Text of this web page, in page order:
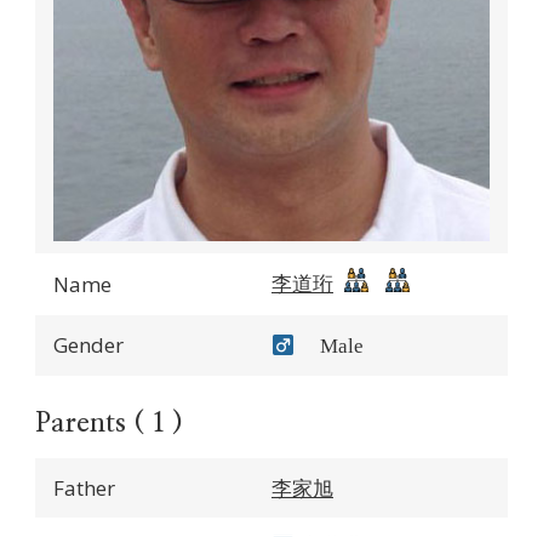
Name 李道珩
Gender Male
Parents ( 1 )
Father 李家旭